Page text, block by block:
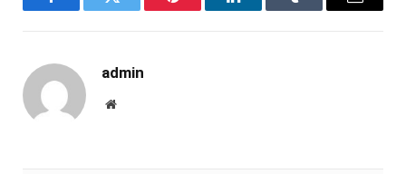
FacebookTwitter Pinterest LinkedInTumblr Email
admin
Website